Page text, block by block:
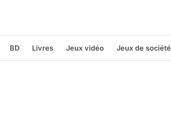
BD Livres Jeux vidéo Jeux de société